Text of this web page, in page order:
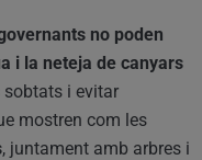
no poden
i la neteja de canyars
i evitar
mostren com les
, juntament amb arbres i